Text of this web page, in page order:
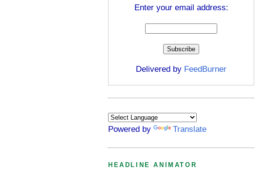
Enter your email address:
Delivered by FeedBurner
Powered by Translate
HEADLINE ANIMATOR